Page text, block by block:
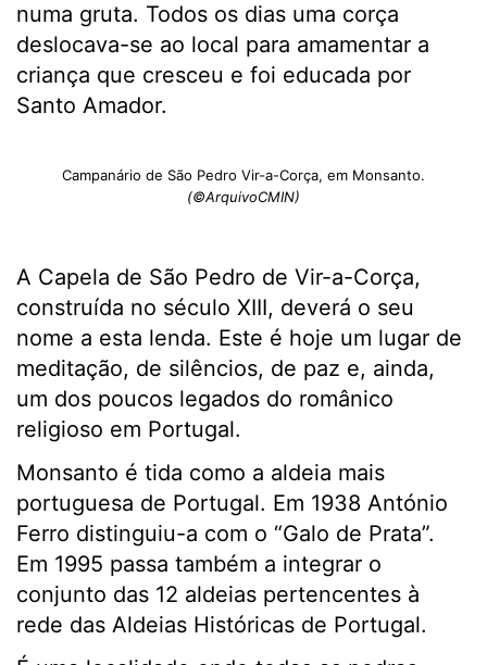
numa gruta. Todos os dias uma corça
deslocava-se ao local para amamentar a
criança que cresceu e foi educada por
Santo Amador.
Campanário de São Pedro Vir-a-Corça, em Monsanto.
(©ArquivoCMIN)
A Capela de São Pedro de Vir-a-Corça,
construída no século XIII, deverá o seu
nome a esta lenda. Este é hoje um lugar de
meditação, de silêncios, de paz e, ainda,
um dos poucos legados do românico
religioso em Portugal.
Monsanto é tida como a aldeia mais
portuguesa de Portugal. Em 1938 António
Ferro distinguiu-a com o “Galo de Prata”.
Em 1995 passa também a integrar o
conjunto das 12 aldeias pertencentes à
rede das Aldeias Históricas de Portugal.